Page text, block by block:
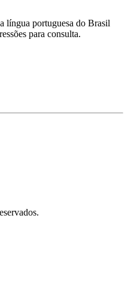
língua portuguesa do Brasil
para consulta.